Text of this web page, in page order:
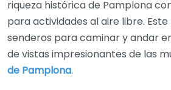
riqueza histórica de Pamplona
para actividades al aire libre.
senderos para caminar y andar
de vistas impresionantes de las
de Pamplona.